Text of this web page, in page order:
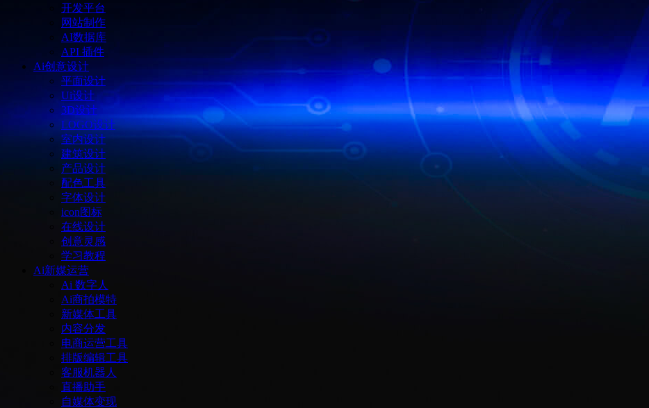
开发平台
网站制作
AI数据库
API 插件
Ai创意设计
平面设计
Ui设计
3D设计
LOGO设计
室内设计
建筑设计
产品设计
配色工具
字体设计
icon图标
在线设计
创意灵感
学习教程
Ai新媒运营
Ai 数字人
Ai商拍模特
新媒体工具
内容分发
电商运营工具
排版编辑工具
客服机器人
直播助手
自媒体变现